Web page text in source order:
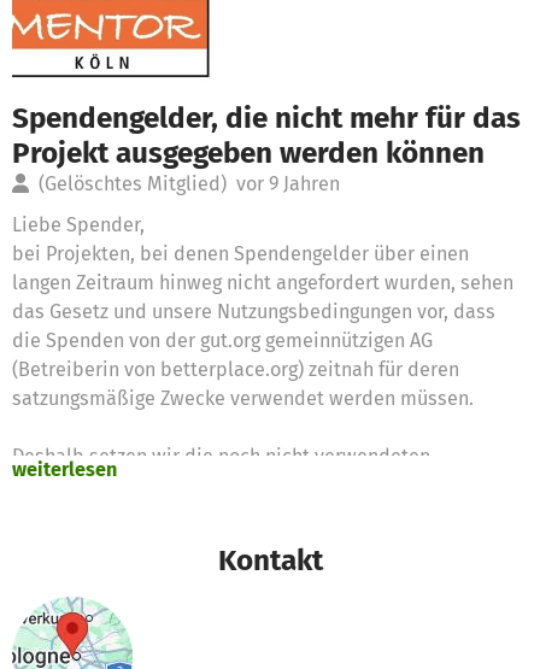
Spendengelder, die nicht mehr für das
Projekt ausgegeben werden können
(Gelöschtes Mitglied) vor 9 Jahren
Liebe Spender,
bei Projekten, bei denen Spendengelder über einen
langen Zeitraum hinweg nicht angefordert wurden, sehen
das Gesetz und unsere Nutzungsbedingungen vor, dass
die Spenden von der gut.org gemeinnützigen AG
(Betreiberin von betterplace.org) zeitnah für deren
satzungsmäßige Zwecke verwendet werden müssen.
Deshalb setzen wir die noch nicht verwendeten
Vielen Dank für Eure Unterstützung,
das betterplace.org-Team
weiterlesen
Kontakt